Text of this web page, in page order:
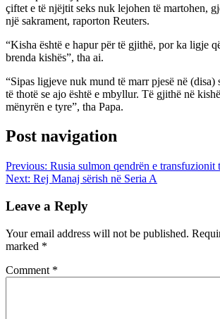
çiftet e të njëjtit seks nuk lejohen të martohen,
një sakrament, raporton Reuters.
“Kisha është e hapur për të gjithë, por ka ligje
brenda kishës”, tha ai.
“Sipas ligjeve nuk mund të marr pjesë në
të thotë se ajo është e mbyllur. Të gjithë në
mënyrën e tyre”, tha Papa.
Post navigation
Previous: Rusia sulmon qendrën e transfuzionit
Next: Rej Manaj sërish në Seria A
Leave a Reply
Your email address will not be published.
marked *
Comment *